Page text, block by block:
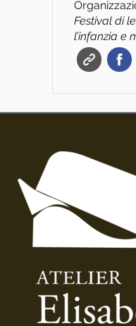
Festival di
l’infanzia e